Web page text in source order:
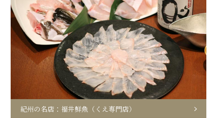
紀州の名店：福井鮮魚（くえ専門店）